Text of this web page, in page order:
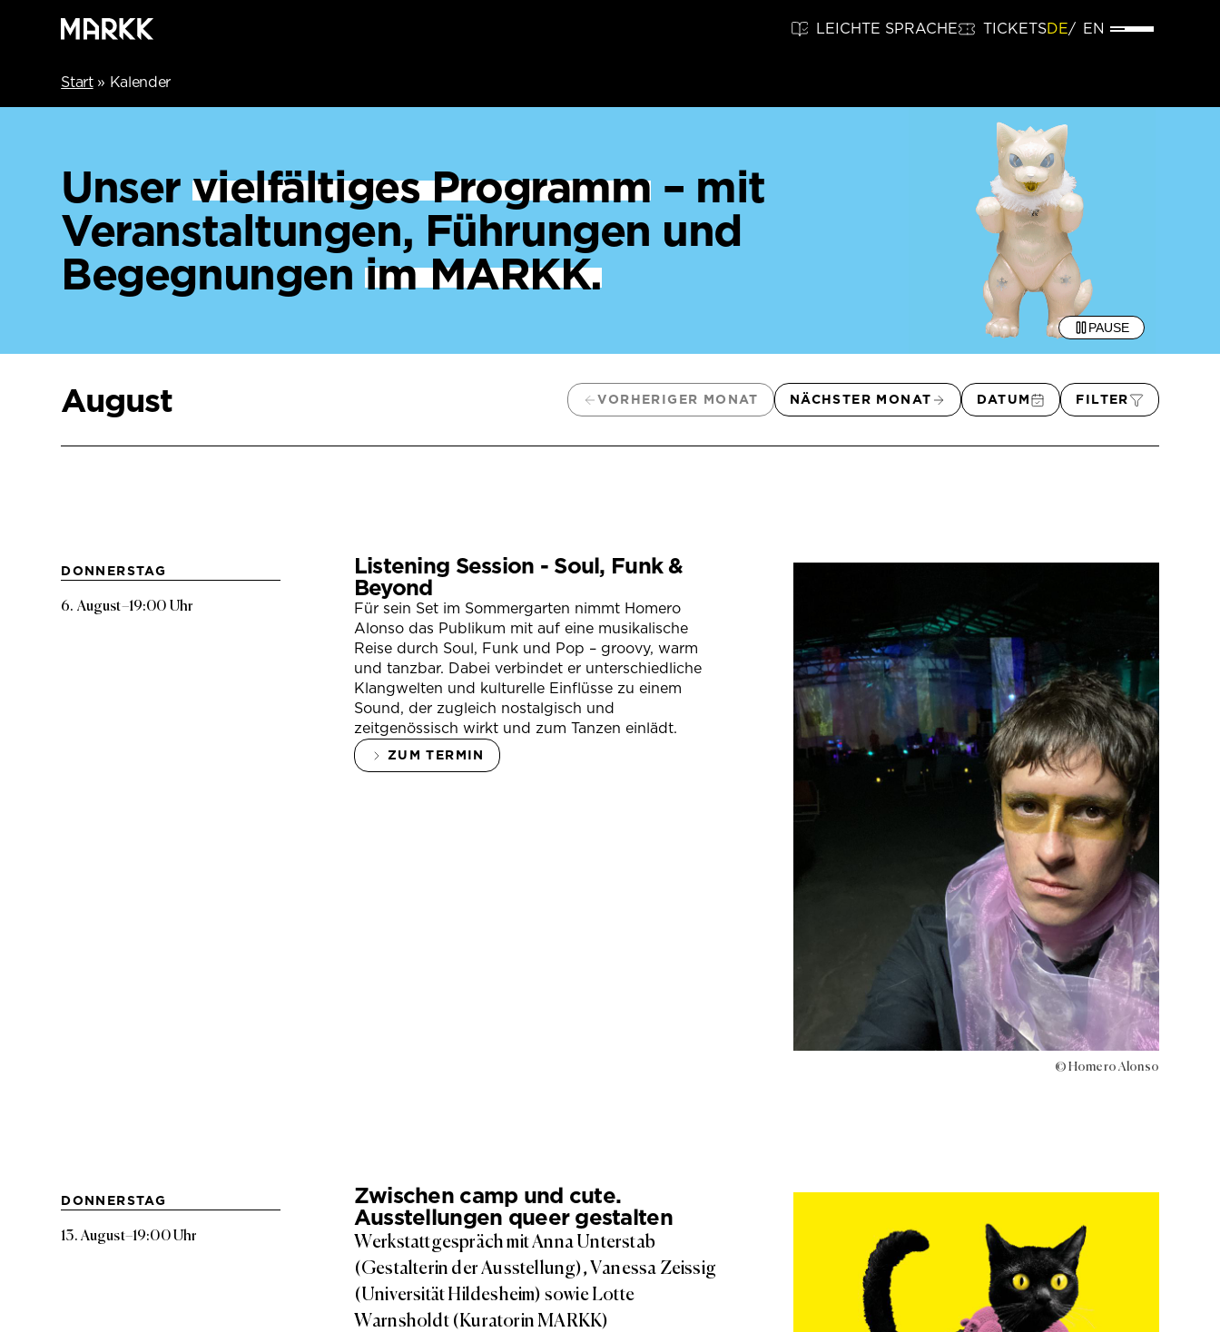
LEICHTE SPRACHE TICKETSDE EN
Start» Kalender
Unser vielfältiges Programm – mit
Veranstaltungen, Führungen und
Begegnungen im MARKK.
PAUSE
August VORHERIGER MONAT NÄCHSTER MONAT DATUM FILTER
DONNERSTAG
6. August–19:00 Uhr
Listening Session - Soul, Funk &
Beyond
Für sein Set im Sommergarten nimmt Homero
Alonso das Publikum mit auf eine musikalische
Reise durch Soul, Funk und Pop – groovy, warm
und tanzbar. Dabei verbindet er unterschiedliche
Klangwelten und kulturelle Einflüsse zu einem
Sound, der zugleich nostalgisch und
zeitgenössisch wirkt und zum Tanzen einlädt.
ZUM TERMIN
© Homero Alonso
DONNERSTAG
13. August–19:00 Uhr
Zwischen camp und cute.
Ausstellungen queer gestalten
Werkstattgespräch mit Anna Unterstab
(Gestalterin der Ausstellung), Vanessa Zeissig
(Universität Hildesheim) sowie Lotte
Warnsholdt (Kuratorin MARKK)